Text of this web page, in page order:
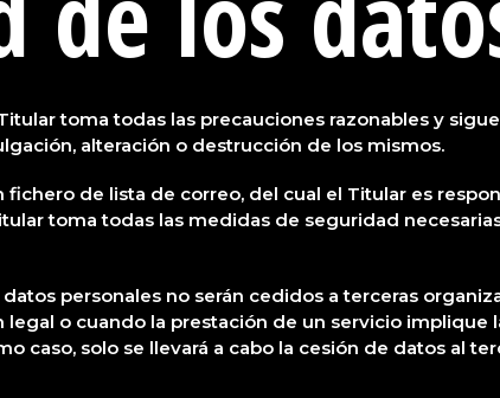
toma todas las precauciones razonables y
alteración o destrucción de los mismos.
fichero de lista de correo, del cual el Titular es
toma todas las medidas de seguridad
personales no serán cedidos a terceras
o cuando la prestación de un servicio
caso, solo se llevará a cabo la cesión de datos al